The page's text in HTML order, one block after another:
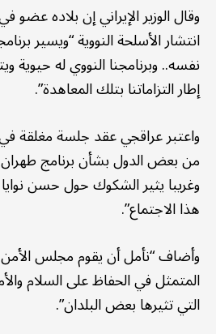
وقال الوزير الإيراني إن بلاده
انتشار الأسلحة النووية “ویسیر
نفسه.. وبرنامجنا النووي له حیوية
إطار التزاماتنا بتلك المعاهدة”.
واعتبر عراقجي عقد جلسة
من بعض الدول بشأن برنامج طهران
وغریبا یثیر الشكوك حول حسن
هذا الاجتماع”.
وأضاف “نأمل أن یقوم مجلس الأمن
المتمثل في الحفاظ علی السلام
التي تثیرها بعض البلدان”.